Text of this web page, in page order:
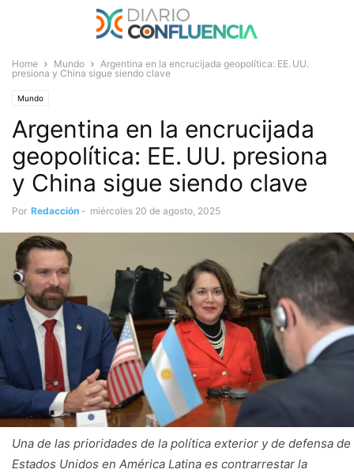
Home Mundo
Argentina en la encrucijada geopolítica: EE. UU.
presiona y China sigue siendo clave
Mundo
Argentina en la encrucijada
geopolítica: EE. UU. presiona
y China sigue siendo clave
Por Redacción - miércoles 20 de agosto, 2025
Una de las prioridades de la política exterior y de defensa de
Estados Unidos en América Latina es contrarrestar la